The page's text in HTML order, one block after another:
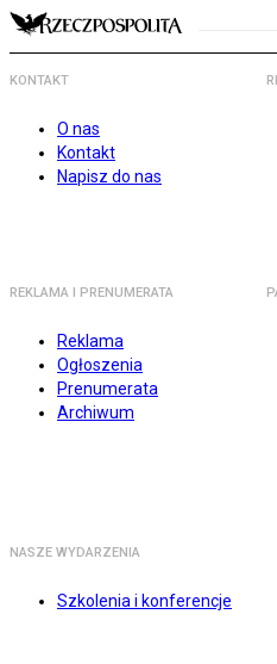
KONTAKT
O nas
Kontakt
Napisz do nas
REKLAMA I PRENUMERATA
Reklama
Ogłoszenia
Prenumerata
Archiwum
NASZE WYDARZENIA
Szkolenia i konferencje